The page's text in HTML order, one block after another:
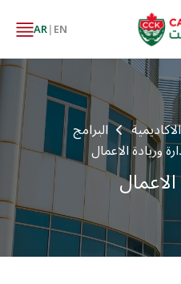
EN
|
AR
البرامج
وريادة الاعمال